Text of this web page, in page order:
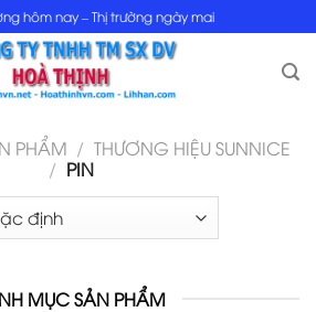
hôm nay – Thị trường ngày mai
PHẨM / THƯƠNG HIỆU SUNNICE
/ PIN
MỤC SẢN PHẨM